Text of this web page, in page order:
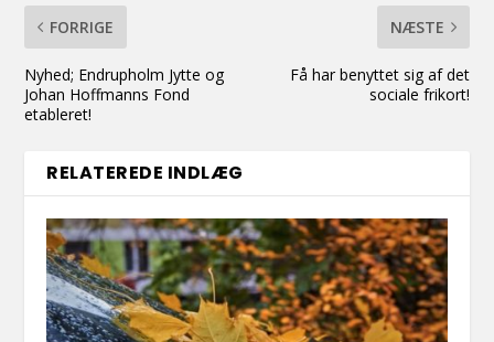
FORRIGE
Nyhed; Endrupholm Jytte og
Johan Hoffmanns Fond
etableret!
NÆSTE
Få har benyttet sig af det
sociale frikort!
RELATEREDE INDLÆG